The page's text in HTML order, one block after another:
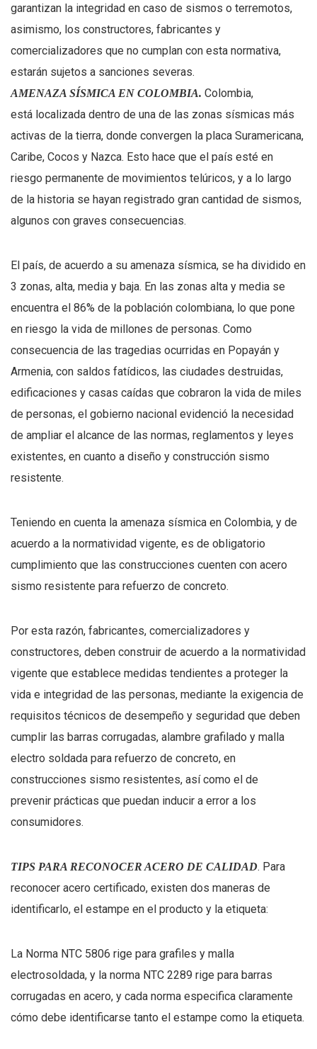
garantizan la integridad en caso de sismos o terremotos,
asimismo, los constructores, fabricantes y
comercializadores que no cumplan con esta normativa,
estarán sujetos a sanciones severas.
AMENAZA SÍSMICA EN COLOMBIA. Colombia,
está localizada dentro de una de las zonas sísmicas más
activas de la tierra, donde convergen la placa Suramericana,
Caribe, Cocos y Nazca. Esto hace que el país esté en
riesgo permanente de movimientos telúricos, y a lo largo
de la historia se hayan registrado gran cantidad de sismos,
algunos con graves consecuencias.
El país, de acuerdo a su amenaza sísmica, se ha dividido en
3 zonas, alta, media y baja. En las zonas alta y media se
encuentra el 86% de la población colombiana, lo que pone
en riesgo la vida de millones de personas. Como
consecuencia de las tragedias ocurridas en Popayán y
Armenia, con saldos fatídicos, las ciudades destruidas,
edificaciones y casas caídas que cobraron la vida de miles
de personas, el gobierno nacional evidenció la necesidad
de ampliar el alcance de las normas, reglamentos y leyes
existentes, en cuanto a diseño y construcción sismo
resistente.
Teniendo en cuenta la amenaza sísmica en Colombia, y de
acuerdo a la normatividad vigente, es de obligatorio
cumplimiento que las construcciones cuenten con acero
sismo resistente para refuerzo de concreto.
Por esta razón, fabricantes, comercializadores y
constructores, deben construir de acuerdo a la normatividad
vigente que establece medidas tendientes a proteger la
vida e integridad de las personas, mediante la exigencia de
requisitos técnicos de desempeño y seguridad que deben
cumplir las barras corrugadas, alambre grafilado y malla
electro soldada para refuerzo de concreto, en
construcciones sismo resistentes, así como el de
prevenir prácticas que puedan inducir a error a los
consumidores.
TIPS PARA RECONOCER ACERO DE CALIDAD. Para
reconocer acero certificado, existen dos maneras de
identificarlo, el estampe en el producto y la etiqueta:
La Norma NTC 5806 rige para grafiles y malla
electrosoldada, y la norma NTC 2289 rige para barras
corrugadas en acero, y cada norma especifica claramente
cómo debe identificarse tanto el estampe como la etiqueta.